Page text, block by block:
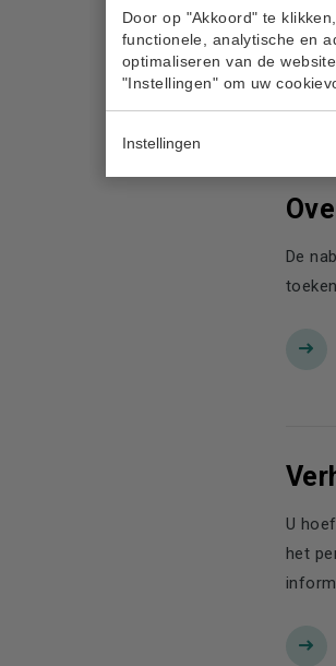
Door op "Akkoord" te
functionele, analytische en
optimaliseren van de
"Instellingen" om uw
Instellingen
De
U
het